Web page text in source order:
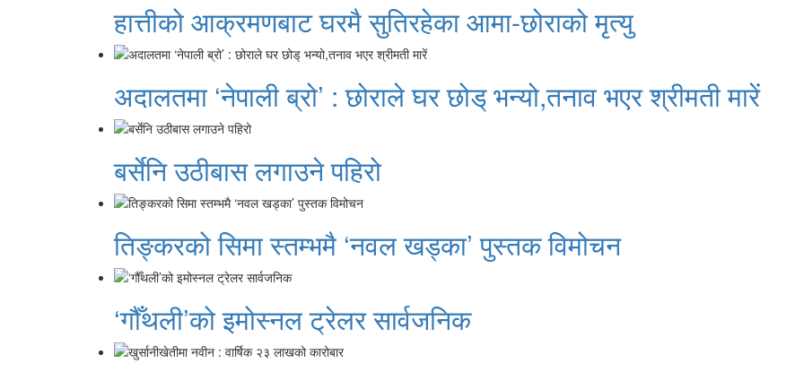
हात्तीको आक्रमणबाट घरमै सुतिरहेका आमा-छोराको मृत्यु
अदालतमा ‘नेपाली ब्रो’ : छोराले घर छोड् भन्यो,तनाव भएर श्रीमती मारें
बर्सेनि उठीबास लगाउने पहिरो
तिङ्करको सिमा स्तम्भमै ‘नवल खड्का’ पुस्तक विमोचन
‘गौँथली’को इमोस्नल ट्रेलर सार्वजनिक